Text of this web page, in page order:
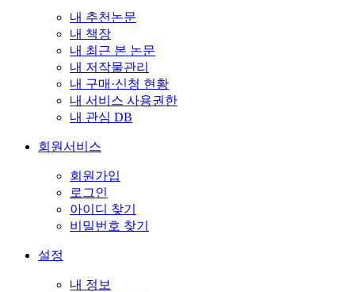
내 추천논문
내 책장
내 최근 본 논문
내 저작물관리
내 구매·신청 현황
내 서비스 사용권한
내 관심 DB
회원서비스
회원가입
로그인
아이디 찾기
비밀번호 찾기
설정
내 정보